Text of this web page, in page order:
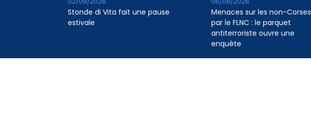
Stonde di Vita fait une pause
estivale
Menaces sur les non-Corses
par le FLNC : le parquet
antiterroriste ouvre une
enquête